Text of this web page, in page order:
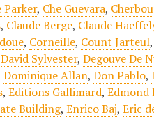
Parker, Che Guevara,
, Claude Berge, Claude
, Corneille, Count Jarteul,
David Sylvester,Degouve De
Dominique Allan,Don Pablo,
,Editions Gallimard,Edmond
Building,Enrico Baj,Eric